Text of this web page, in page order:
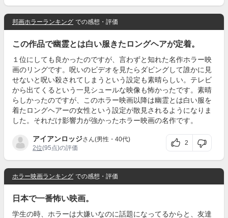
邦画ホラーランキング での感想・評価
この作品で幽霊とは白い服きたロングヘアが定着。
１位にしても良かったのですが、言わずと知れた名作ホラー映
画のリングです。呪いのビデオを見たらダビングして誰かに見
せないと呪い殺されてしまうという設定も素晴らしい。テレビ
から出てくるという一見シュールな映像も怖かったです。素晴
らしかったのですが、このホラー映画以降は幽霊とは白い服を
着たロングヘアーの女性という設定が散見されるようになりま
した。それだけ影響力が強かったホラー映画の名作です。
アイアンロッジさん(男性・40代)
2位(95点)の評価
2
ホラー映画ランキング での感想・評価
日本で一番怖い映画。
学生の時、ホラーは大嫌いなのに話題になってるからと、友達